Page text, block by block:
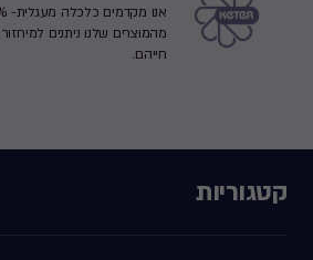
אנו
מהמוצרים שלנו ניתנים
חייהם.
קטגוריות